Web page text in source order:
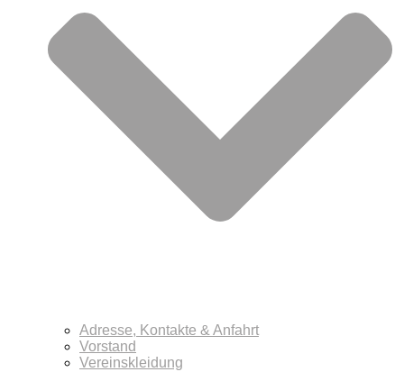
Adresse, Kontakte & Anfahrt
Vorstand
Vereinskleidung